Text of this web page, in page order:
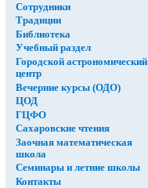
Сотрудники
Традиции
Библиотека
Учебный раздел
Городской астрономический
центр
Вечерние курсы (ОДО)
ЦОД
ГЦФО
Сахаровские чтения
Заочная математическая
школа
Семинары и летние школы
Контакты